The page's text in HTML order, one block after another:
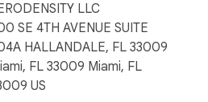
LLC
SE 4TH AVENUE SUITE
HALLANDALE, FL 33009
FL 33009 Miami, FL
US